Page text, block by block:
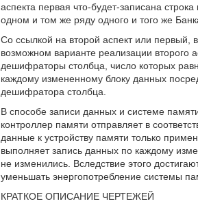
аспекта первая что-будет-записана
одном и том же ряду одного и того же
Со ссылкой на второй аспект или первый,
возможном варианте реализации второго
дешифраторы столбца, число которых
каждому измененному блоку данных
дешифратора столбца.
В способе записи данных и системе
контроллер памяти отправляет в
данные к устройству памяти только
выполняет запись данных по каждому
не изменились. Вследствие этого
уменьшать энергопотребление системы
КРАТКОЕ ОПИСАНИЕ ЧЕРТЕЖЕЙ